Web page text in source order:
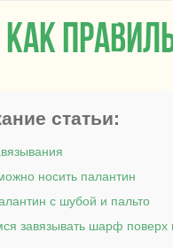
как
статьи:
носить палантин
с шубой и пальто
завязывать шарф поверх